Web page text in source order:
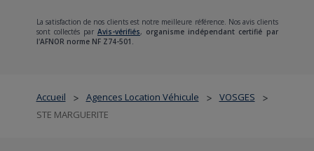
Accueil > Agences Location Véhicule > VOSGES >
STE MARGUERITE
La satisfaction de nos clients est notre meilleure référence. Nos avis clients
sont collectés par Avis-vérifiés, organisme indépendant certifié par
l'AFNOR norme NF Z74-501.